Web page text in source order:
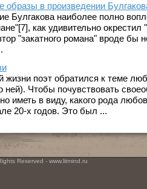
образы в произведении
Булгакова наиболее полно
как удивительно
"закатного романа" вроде бы
жизни поэт обратился к теме
ней). Чтобы почувствовать
иметь в виду, какого рода
20-х годов. Это был ...
Reserved - www.litmind.ru